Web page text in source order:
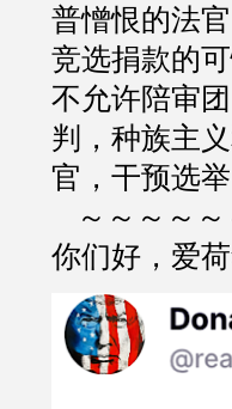
普憎恨的法
竞选捐款的
不允许陪审
判，种族主
官，干预选举
～～～～
你们好，爱